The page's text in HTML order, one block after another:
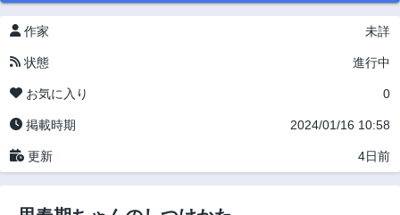
作家 未詳
状態 進行中
お気に入り 0
掲載時期 2024/01/16 10:58
更新 4日前